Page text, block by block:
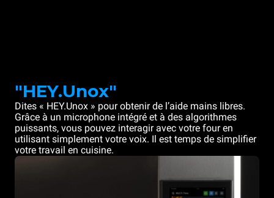
"HEY.Unox"
Dites « HEY.Unox » pour obtenir de l’aide mains libres.
Grâce à un microphone intégré et à des algorithmes
puissants, vous pouvez interagir avec votre four en
utilisant simplement votre voix. Il est temps de simplifier
votre travail en cuisine.